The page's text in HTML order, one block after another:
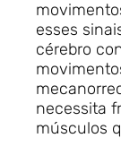
esses
cérebro
necessita
músculos